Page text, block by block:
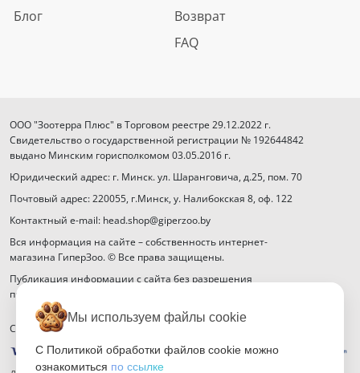
Блог
Возврат
FAQ
ООО "Зоотерра Плюс" в Торговом реестре 29.12.2022 г.
Свидетельство о государственной регистрации № 192644842
выдано Минским горисполкомом 03.05.2016 г.
Юридический адрес: г. Минск. ул. Шаранговича, д.25, пом. 70
Почтовый адрес: 220055, г.Минск, у. Налибокская 8, оф. 122
Контактный e-mail: head.shop@giperzoo.by
Вся информация на сайте – собственность интернет-
магазина ГиперЗоо. © Все права защищены.
Публикация информации с сайта без разрешения
правообладателя запрещена.
Способы оплаты
Мы используем файлы cookie
С Политикой обработки файлов cookie можно
ознакомиться по ссылке